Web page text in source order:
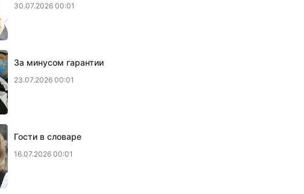
30.07.2026 00:01
За минусом гарантии
23.07.2026 00:01
Гости в словаре
16.07.2026 00:01